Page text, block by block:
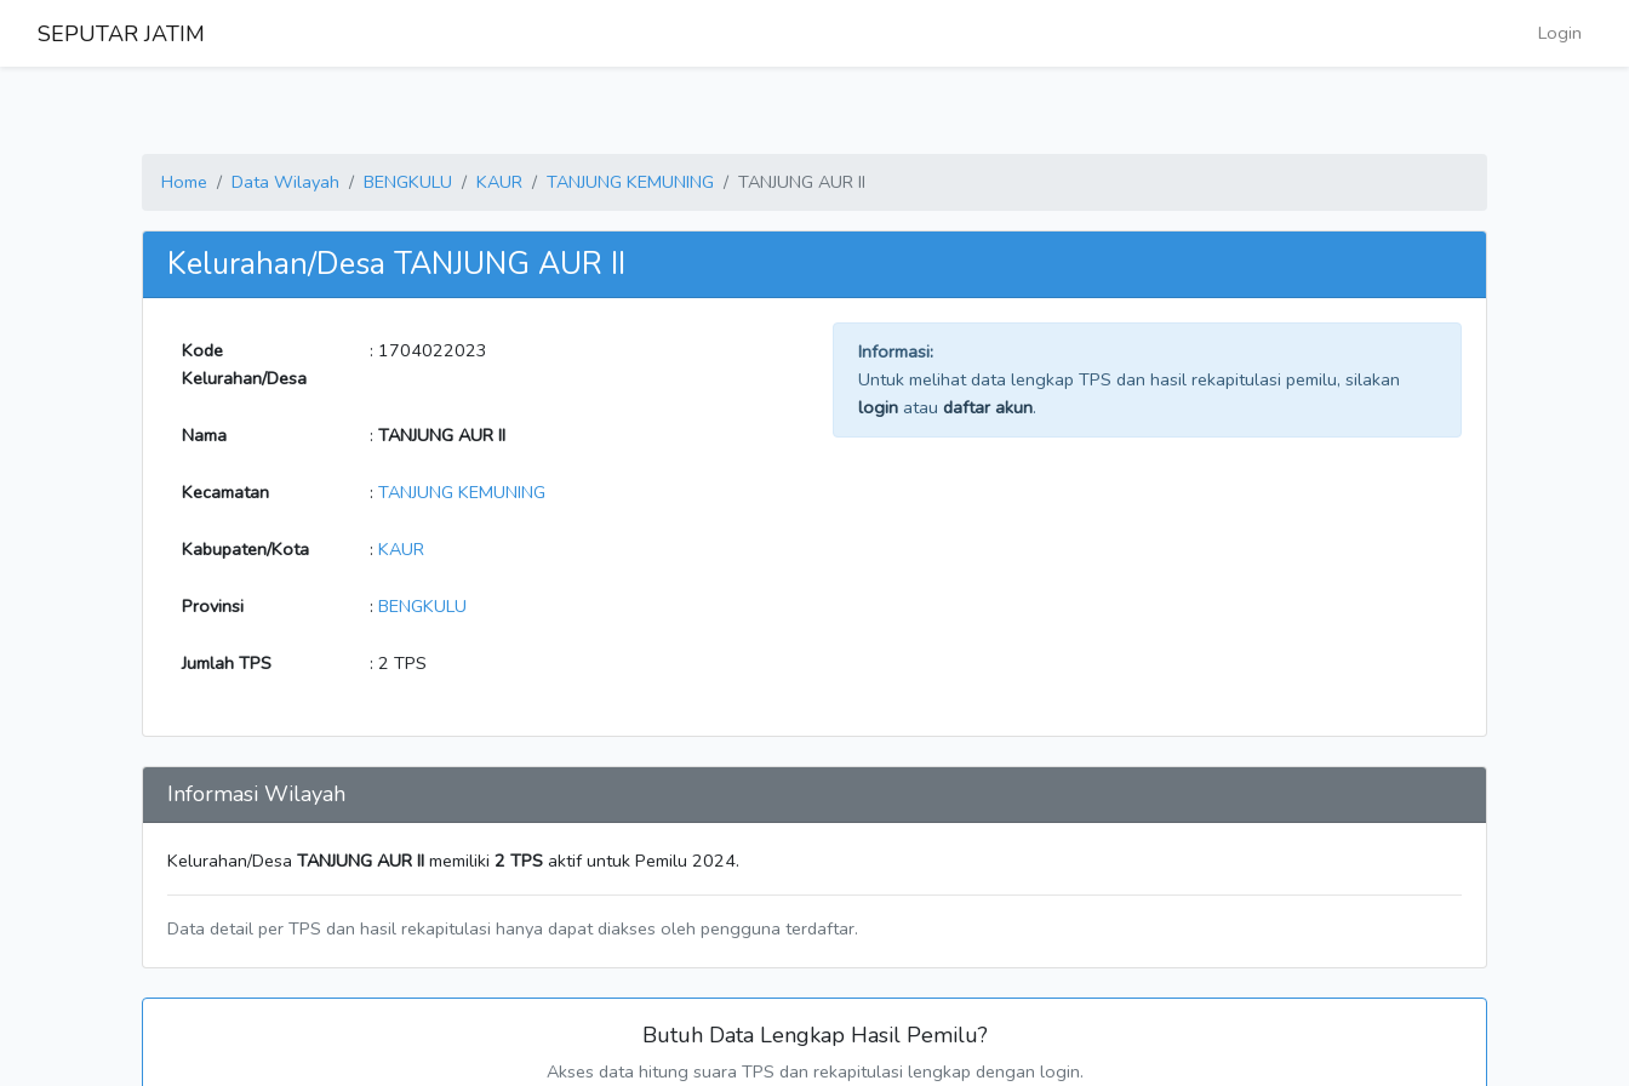
SEPUTAR JATIM Login
Home Data Wilayah BENGKULU KAUR TANJUNG KEMUNING TANJUNG AUR II
Kelurahan/Desa TANJUNG AUR II
Kode
Kelurahan/Desa
: 1704022023
Nama : TANJUNG AUR II
Kecamatan : TANJUNG KEMUNING
Kabupaten/Kota : KAUR
Provinsi : BENGKULU
Jumlah TPS : 2 TPS
Informasi:
Untuk melihat data lengkap TPS dan hasil rekapitulasi pemilu, silakan
login atau daftar akun.
Informasi Wilayah
Kelurahan/Desa TANJUNG AUR II memiliki 2 TPS aktif untuk Pemilu 2024.
Data detail per TPS dan hasil rekapitulasi hanya dapat diakses oleh pengguna terdaftar.
Butuh Data Lengkap Hasil Pemilu?
Akses data hitung suara TPS dan rekapitulasi lengkap dengan login.